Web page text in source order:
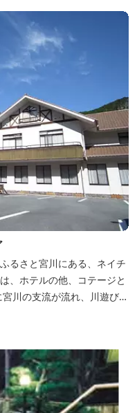
るさと宮川にある、ネイチ
、ホテルの他、コテージと
ァミリーやグループでもア
理したフレンチフルコース